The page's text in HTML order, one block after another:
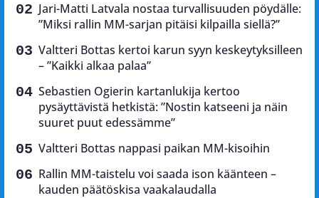
Jari-Matti Latvala nostaa turvallisuuden pöydälle:
”Miksi rallin MM-sarjan pitäisi kilpailla siellä?”
Valtteri Bottas kertoi karun syyn keskeytyksilleen
– ”Kaikki alkaa palaa”
Sebastien Ogierin kartanlukija kertoo
pysäyttävistä hetkistä: ”Nostin katseeni ja näin
suuret puut edessämme”
Valtteri Bottas nappasi paikan MM-kisoihin
Rallin MM-taistelu voi saada ison käänteen –
kauden päätöskisa vaakalaudalla